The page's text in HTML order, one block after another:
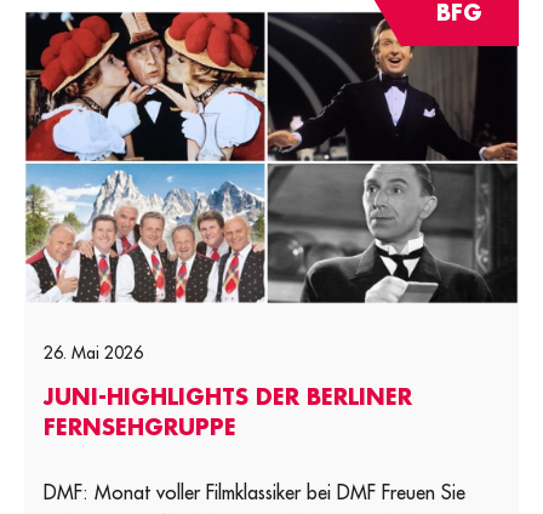
BFG
26. Mai 2026
JUNI-HIGHLIGHTS DER BERLINER
FERNSEHGRUPPE
DMF: Monat voller Filmklassiker bei DMF Freuen Sie